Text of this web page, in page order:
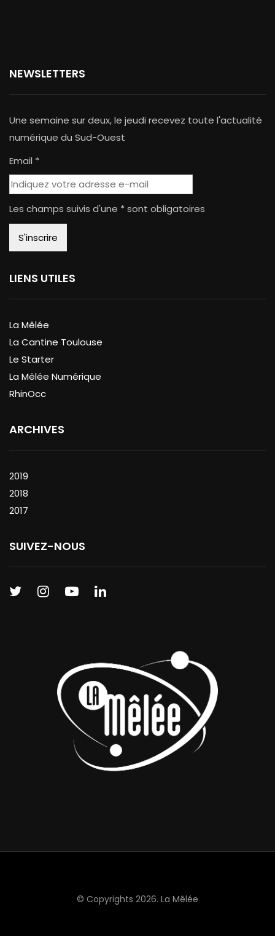
NEWSLETTERS
Une semaine sur deux, le jeudi recevez toute l'actualité
numérique du Sud-Ouest
Email *
Les champs suivis d'une * sont obligatoires
LIENS UTILES
La Mêlée
La Cantine Toulouse
Le Starter
La Mêlée Numérique
RhinOcc
ARCHIVES
2019
2018
2017
SUIVEZ-NOUS
© Copyrights 2026. La Mêlée